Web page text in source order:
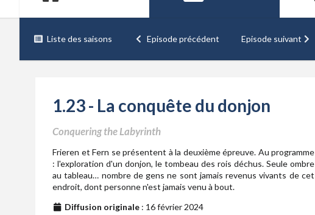
Liste des saisons Episode précédent Episode suivant
1.23 - La conquête du donjon
Conquering the Labyrinth
Frieren et Fern se présentent à la deuxième épreuve. Au programme
: l'exploration d'un donjon, le tombeau des rois déchus. Seule ombre
au tableau… nombre de gens ne sont jamais revenus vivants de cet
endroit, dont personne n'est jamais venu à bout.
Diffusion originale : 16 février 2024